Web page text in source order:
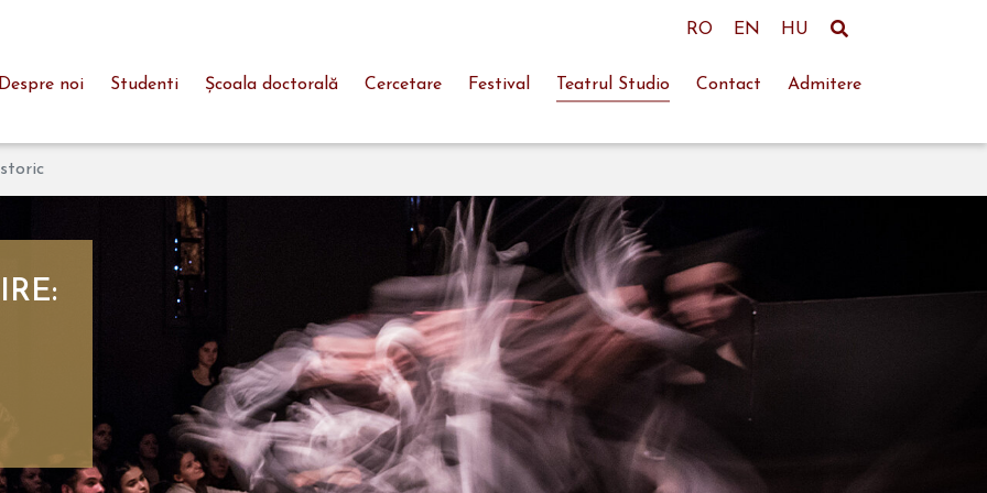
RO EN HU
Despre noi Studenti Şcoala doctorală Cercetare Festival Teatrul Studio Contact Admitere
Istoric